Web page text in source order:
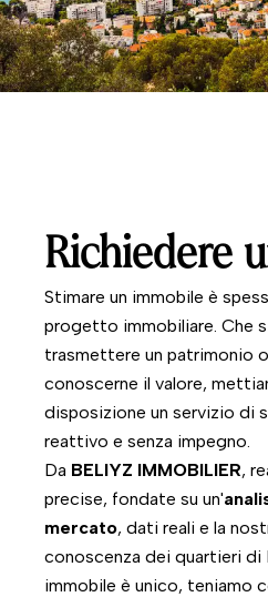
Richiedere
Stimare un immobile è
progetto immobiliare. Che
trasmettere un patrimonio
conoscerne il valore,
disposizione un servizio di
reattivo e senza impegno.
Da BELIYZ IMMOBILIER,
precise, fondate su un'
mercato, dati reali e la
conoscenza dei quartieri di
immobile è unico, teniamo